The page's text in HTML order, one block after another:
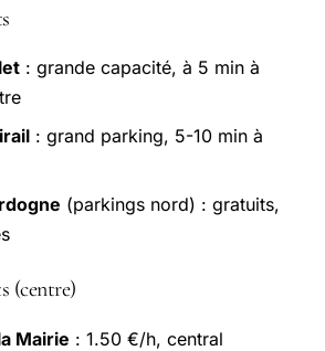
: grande capacité, à 5 min à
: grand parking, 5-10 min à
(parkings nord) : gratuits,
(centre)
Mairie : 1.50 €/h, central